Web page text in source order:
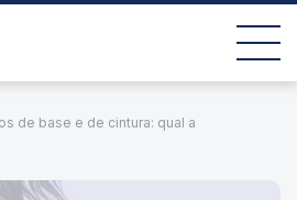
de base e de cintura: qual a